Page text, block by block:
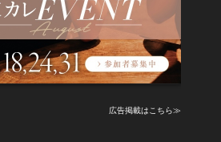
広告掲載はこちら≫